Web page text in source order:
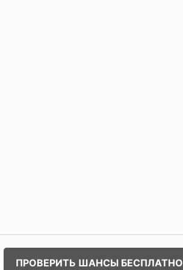
ПРОВЕРИТЬ ШАНСЫ БЕСПЛАТНО